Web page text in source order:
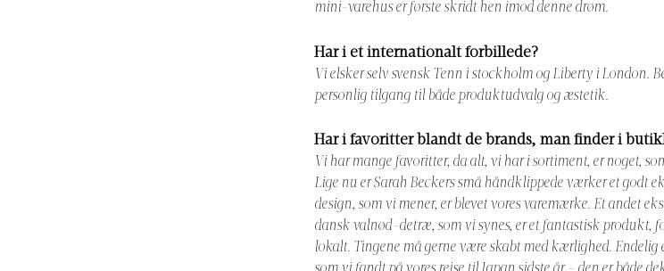
mini-varehus er første skridt hen imod denne drøm.
Har i et internationalt forbillede?
Vi elsker selv svensk Tenn i stockholm og Liberty i London.
personlig tilgang til både produktudvalg og æstetik.
Har i favoritter blandt de brands, man finder i
Vi har mange favoritter, da alt, vi har i sortiment, er noget,
Lige nu er Sarah Beckers små håndklippede værker et godt
design, som vi mener, er blevet vores varemærke. Et andet
dansk valnød-detræ, som vi synes, er et fantastisk produkt,
lokalt. Tingene må gerne være skabt med kærlighed. Endelig